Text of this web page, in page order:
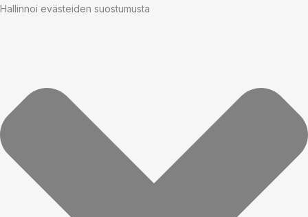
Hallinnoi evästeiden suostumusta